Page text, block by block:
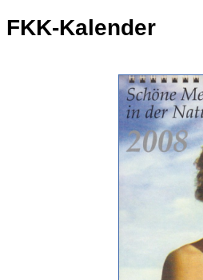
FKK-Kalender